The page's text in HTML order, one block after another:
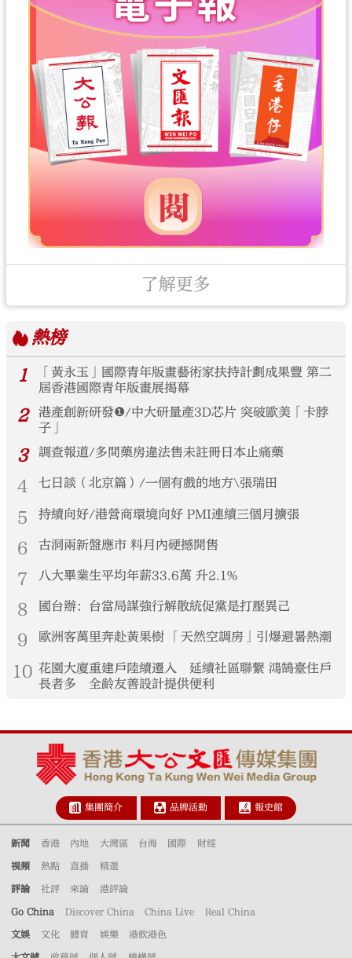
了解更多
熱榜
1
「黃永玉」國際青年版畫藝術家扶持計劃成果豐 第二
屆香港國際青年版畫展揭幕
2
港產創新研發❶/中大研量產3D芯片 突破歐美「卡脖
子」
3 調查報道/多間藥房違法售未註冊日本止痛藥
4 七日談（北京篇）/一個有戲的地方\張瑞田
5 持續向好/港營商環境向好 PMI連續三個月擴張
6 古洞兩新盤應市 料月內硬撼開售
7 八大畢業生平均年薪33.6萬 升2.1%
8 國台辦：台當局謀強行解散統促黨是打壓異己
9 歐洲客萬里奔赴黃果樹 「天然空調房」引爆避暑熱潮
10 花園大廈重建戶陸續遷入 延續社區聯繫 鴻鵠臺住戶
長者多 全齡友善設計提供便利
集團簡介 品牌活動 報史館
新聞 香港 內地 大灣區 台海 國際 財經
視頻 熱點 直播 精選
評論 社評 來論 港評論
Go China Discover China China Live Real China
文娛 文化 體育 娛樂 港飲港色